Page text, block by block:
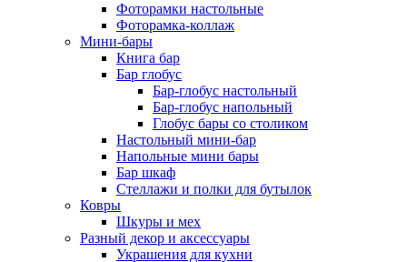
Фоторамки настольные
Фоторамка-коллаж
Мини-бары
Книга бар
Бар глобус
Бар-глобус настольный
Бар-глобус напольный
Глобус бары со столиком
Настольный мини-бар
Напольные мини бары
Бар шкаф
Стеллажи и полки для бутылок
Ковры
Шкуры и мех
Разный декор и аксессуары
Украшения для кухни